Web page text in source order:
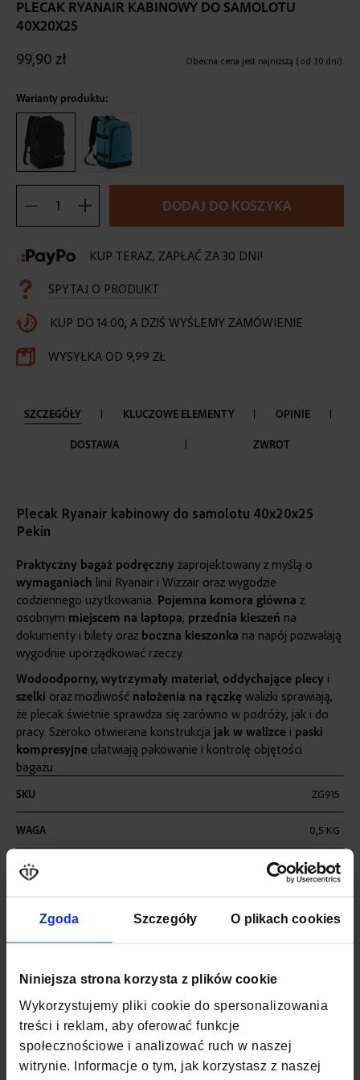
Zgoda Szczegóły O plikach cookies
Niniejsza strona korzysta z plików cookie
Wykorzystujemy pliki cookie do spersonalizowania
treści i reklam, aby oferować funkcje
społecznościowe i analizować ruch w naszej
witrynie. Informacje o tym, jak korzystasz z naszej
beginning
images
PLECAK RYANAIR KABINOWY DO SAMOLOTU
40X20X25
Obecna cena jest najniższą (od 30 dni).
99,90 zł
Warianty produktu:
DODAJ DO KOSZYKA
KUP TERAZ, ZAPŁAĆ ZA 30 DNI!
SPYTAJ O PRODUKT
KUP DO 14:00, A DZIŚ WYŚLEMY ZAMÓWIENIE
WYSYŁKA OD 9,99 ZŁ
SZCZEGÓŁY KLUCZOWE ELEMENTY OPINIE
DOSTAWA ZWROT
Plecak Ryanair kabinowy do samolotu 40x20x25
Pekin
Praktyczny bagaż podręczny zaprojektowany z myślą o
wymaganiach linii Ryanair i Wizzair oraz wygodzie
codziennego użytkowania. Pojemna komora główna z
osobnym miejscem na laptopa, przednia kieszeń na
dokumenty i bilety oraz boczna kieszonka na napój pozwalają
wygodnie uporządkować rzeczy.
Wodoodporny, wytrzymały materiał, oddychające plecy i
szelki oraz możliwość nałożenia na rączkę walizki sprawiają,
że plecak świetnie sprawdza się zarówno w podróży, jak i do
pracy. Szeroko otwierana konstrukcja jak w walizce i paski
kompresyjne ułatwiają pakowanie i kontrolę objętości
bagażu.
informacji
SKU ZG915
WAGA 0,5 KG
POJEMNOŚĆ 20
MATERIAŁ
SZEROKOŚĆ
GŁĘBOKOŚĆ 20 CM
WYSOKOŚĆ